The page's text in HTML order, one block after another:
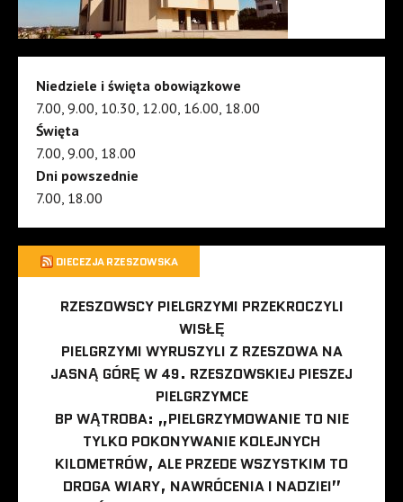
Niedziele i święta obowiązkowe
7.00, 9.00, 10.30, 12.00, 16.00, 18.00
Święta
7.00, 9.00, 18.00
Dni powszednie
7.00, 18.00
DIECEZJA RZESZOWSKA
RZESZOWSCY PIELGRZYMI PRZEKROCZYLI
WISŁĘ
PIELGRZYMI WYRUSZYLI Z RZESZOWA NA
JASNĄ GÓRĘ W 49. RZESZOWSKIEJ PIESZEJ
PIELGRZYMCE
BP WĄTROBA: „PIELGRZYMOWANIE TO NIE
TYLKO POKONYWANIE KOLEJNYCH
KILOMETRÓW, ALE PRZEDE WSZYSTKIM TO
DROGA WIARY, NAWRÓCENIA I NADZIEI”